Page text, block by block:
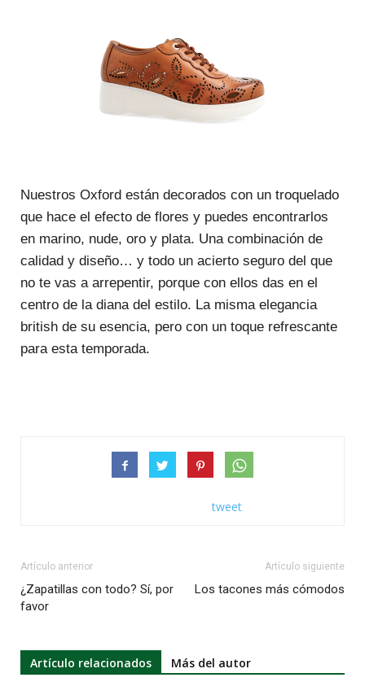
Nuestros Oxford están decorados con un troquelado
que hace el efecto de flores y puedes encontrarlos
en marino, nude, oro y plata. Una combinación de
calidad y diseño… y todo un acierto seguro del que
no te vas a arrepentir, porque con ellos das en el
centro de la diana del estilo. La misma elegancia
british de su esencia, pero con un toque refrescante
para esta temporada.
tweet
Artículo anterior
¿Zapatillas con todo? Sí, por
favor
Artículo siguiente
Los tacones más cómodos
Artículo relacionados Más del autor